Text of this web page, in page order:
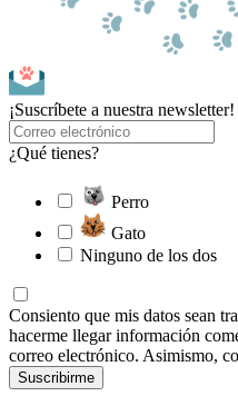
¡Suscríbete a nuestra newsletter!
¿Qué tienes?
Perro
Gato
Ninguno de los dos
Consiento que mis datos sean
hacerme llegar información
correo electrónico. Asimismo,
Suscribirme